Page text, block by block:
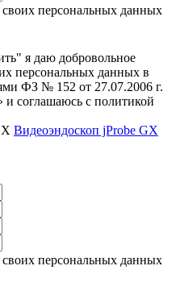
своих персональных данных
я даю добровольное
персональных данных в
ФЗ № 152 от 27.07.2006 г.
соглашаюсь с политикой
Видеоэндоскоп jProbe GX
своих персональных данных